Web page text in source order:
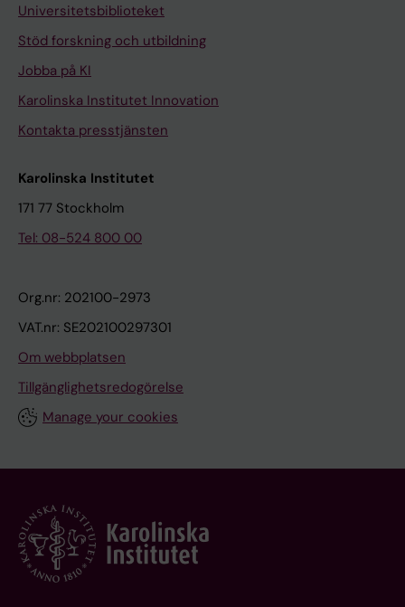
Universitetsbiblioteket
Stöd forskning och utbildning
Jobba på KI
Karolinska Institutet Innovation
Kontakta presstjänsten
Karolinska Institutet
171 77 Stockholm
Tel: 08-524 800 00
Org.nr: 202100-2973
VAT.nr: SE202100297301
Om webbplatsen
Tillgänglighetsredogörelse
Manage your cookies